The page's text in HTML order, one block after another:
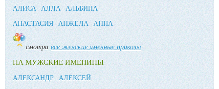
АЛИСА АЛЛА АЛЬБИНА
АНАСТАСИЯ АНЖЕЛА АННА
смотри все женские именные приколы
НА МУЖСКИЕ ИМЕНИНЫ
АЛЕКСАНДР АЛЕКСЕЙ